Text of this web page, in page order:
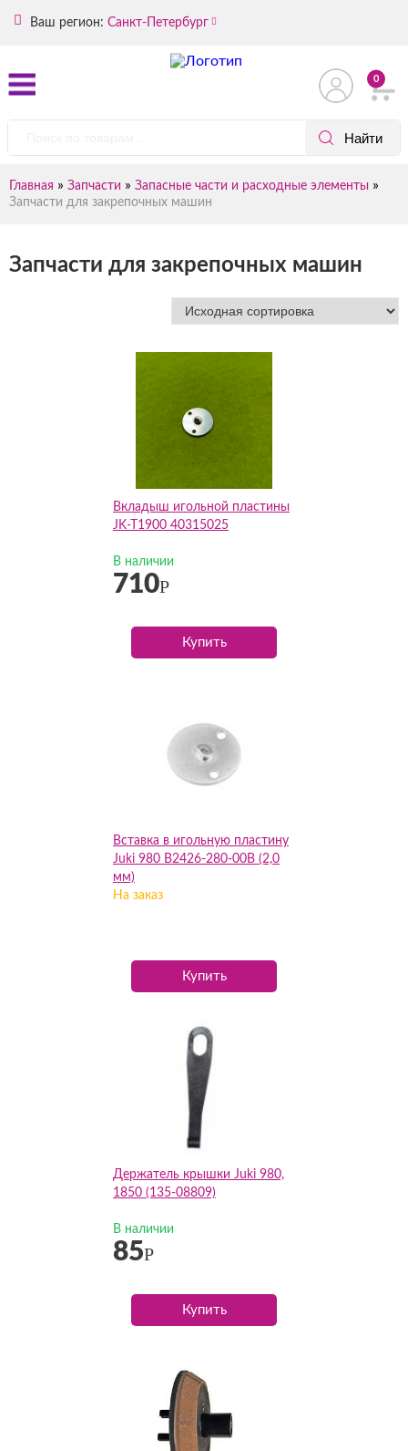
Ваш регион: Санкт-Петербург
0
Главная » Запчасти » Запасные части и расходные элементы »
Запчасти для закрепочных машин
Запчасти для закрепочных машин
Вкладыш игольной пластины
JK-T1900 40315025
В наличии
710Р
Купить
Вставка в игольную пластину
Juki 980 B2426-280-00B (2,0
мм)
На заказ
Купить
Держатель крышки Juki 980,
1850 (135-08809)
В наличии
85Р
Купить